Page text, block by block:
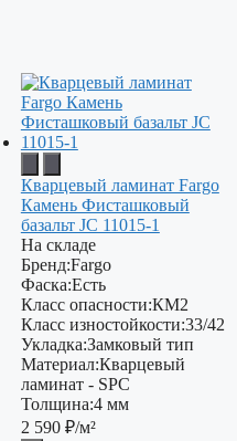
Кварцевый ламинат Fargo
Камень Фисташковый
базальт JC 11015-1
На складе
Бренд:Fargo
Фаска:Есть
Класс опасности:КМ2
Класс изностойкости:33/42
Укладка:Замковый тип
Материал:Кварцевый
ламинат - SPC
Толщина:4 мм
2 590 ₽/м²